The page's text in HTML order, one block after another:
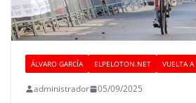
ÁLVARO GARCÍA ELPELOTON.NET VUELTA
administrador 05/09/2025